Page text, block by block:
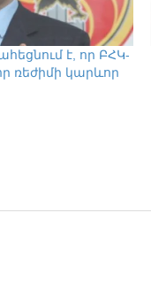
է, որ ԲՀԿ-
ռեժիմի կարևոր